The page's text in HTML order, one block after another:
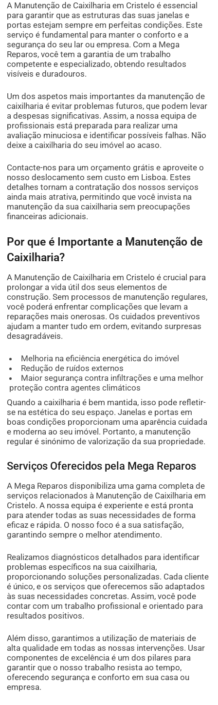
A Manutenção de Caixilharia em Cristelo é essencial
para garantir que as estruturas das suas janelas e
portas estejam sempre em perfeitas condições. Este
serviço é fundamental para manter o conforto e a
segurança do seu lar ou empresa. Com a Mega
Reparos, você tem a garantia de um trabalho
competente e especializado, obtendo resultados
visíveis e duradouros.
Um dos aspetos mais importantes da manutenção de
caixilharia é evitar problemas futuros, que podem levar
a despesas significativas. Assim, a nossa equipa de
profissionais está preparada para realizar uma
avaliação minuciosa e identificar possíveis falhas. Não
deixe a caixilharia do seu imóvel ao acaso.
Contacte-nos para um orçamento grátis e aproveite o
nosso deslocamento sem custo em Lisboa. Estes
detalhes tornam a contratação dos nossos serviços
ainda mais atrativa, permitindo que você invista na
manutenção da sua caixilharia sem preocupações
financeiras adicionais.
Por que é Importante a Manutenção de
Caixilharia?
A Manutenção de Caixilharia em Cristelo é crucial para
prolongar a vida útil dos seus elementos de
construção. Sem processos de manutenção regulares,
você poderá enfrentar complicações que levam a
reparações mais onerosas. Os cuidados preventivos
ajudam a manter tudo em ordem, evitando surpresas
desagradáveis.
Melhoria na eficiência energética do imóvel
Redução de ruídos externos
Maior segurança contra infiltrações e uma melhor
proteção contra agentes climáticos
Quando a caixilharia é bem mantida, isso pode refletir-
se na estética do seu espaço. Janelas e portas em
boas condições proporcionam uma aparência cuidada
e moderna ao seu imóvel. Portanto, a manutenção
regular é sinónimo de valorização da sua propriedade.
Serviços Oferecidos pela Mega Reparos
A Mega Reparos disponibiliza uma gama completa de
serviços relacionados à Manutenção de Caixilharia em
Cristelo. A nossa equipa é experiente e está pronta
para atender todas as suas necessidades de forma
eficaz e rápida. O nosso foco é a sua satisfação,
garantindo sempre o melhor atendimento.
Realizamos diagnósticos detalhados para identificar
problemas específicos na sua caixilharia,
proporcionando soluções personalizadas. Cada cliente
é único, e os serviços que oferecemos são adaptados
às suas necessidades concretas. Assim, você pode
contar com um trabalho profissional e orientado para
resultados positivos.
Além disso, garantimos a utilização de materiais de
alta qualidade em todas as nossas intervenções. Usar
componentes de excelência é um dos pilares para
garantir que o nosso trabalho resista ao tempo,
oferecendo segurança e conforto em sua casa ou
empresa.